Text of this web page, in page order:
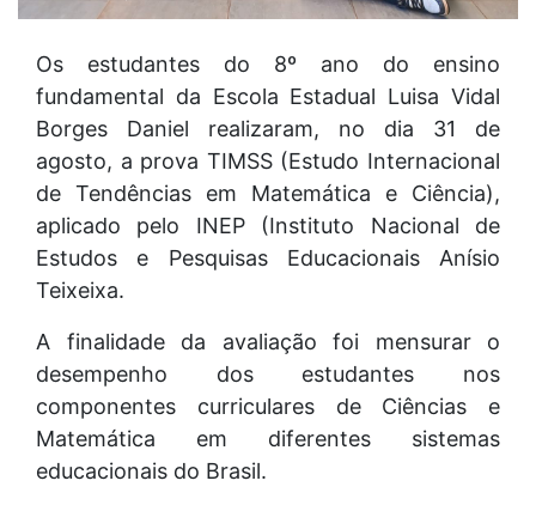
Os estudantes do 8º ano do ensino
fundamental da Escola Estadual Luisa Vidal
Borges Daniel realizaram, no dia 31 de
agosto, a prova TIMSS (Estudo Internacional
de Tendências em Matemática e Ciência),
aplicado pelo INEP (Instituto Nacional de
Estudos e Pesquisas Educacionais Anísio
Teixeixa.
A finalidade da avaliação foi mensurar o
desempenho dos estudantes nos
componentes curriculares de Ciências e
Matemática em diferentes sistemas
educacionais do Brasil.